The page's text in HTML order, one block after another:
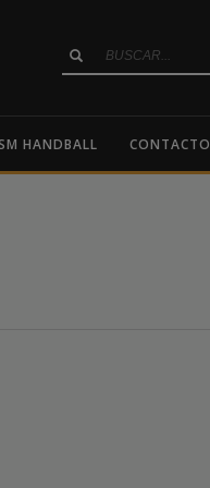
HANDBALL CONTACTO